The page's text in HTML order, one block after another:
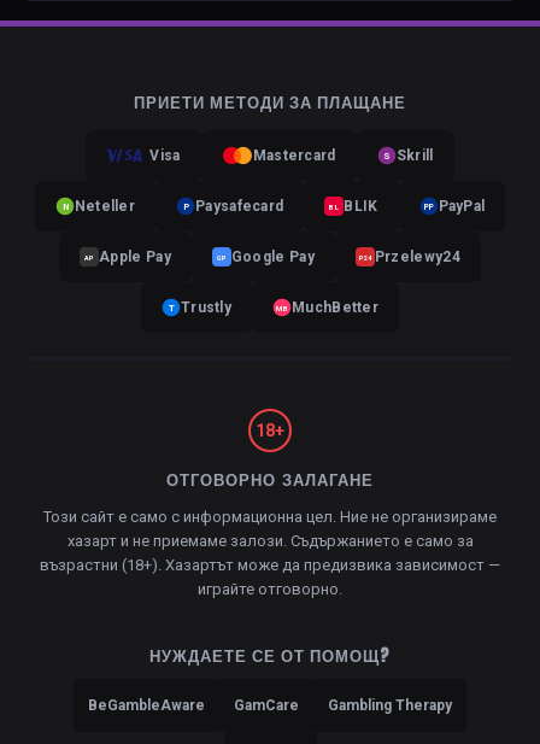
ПРИЕТИ МЕТОДИ ЗА ПЛАЩАНЕ
Visa Mastercard S Skrill
N Neteller P Paysafecard BL BLIK PP PayPal
AP Apple Pay GP Google Pay P24 Przelewy24
T Trustly MB MuchBetter
18+
ОТГОВОРНО ЗАЛАГАНЕ
Този сайт е само с информационна цел. Ние не организираме
хазарт и не приемаме залози. Съдържанието е само за
възрастни (18+). Хазартът може да предизвика зависимост —
играйте отговорно.
НУЖДАЕТЕ СЕ ОТ ПОМОЩ?
BeGambleAware GamCare Gambling Therapy